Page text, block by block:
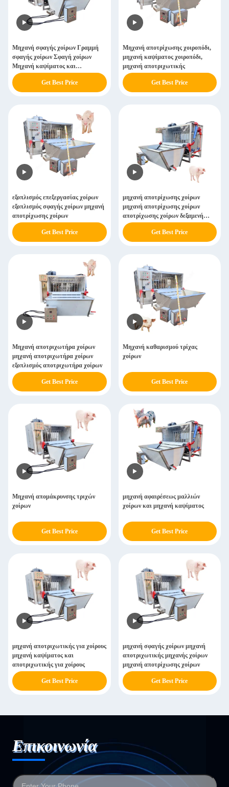
Μηχανή σφαγής χοίρων Γραμμή
σφαγής χοίρων Σφαγή χοίρων
Μηχανή καψίματος και
αποτριχωτικής
Get Best Price
Μηχανή αποτρίχωσης χοιροπόδι,
μηχανή καψίματος χοιροπόδι,
μηχανή αποτριχωτικής
Get Best Price
εξοπλισμός επεξεργασίας χοίρων
εξοπλισμός σφαγής χοίρων μηχανή
αποτρίχωσης χοίρων
Get Best Price
μηχανή αποτρίχωσης χοίρων
μηχανή αποτρίχωσης χοίρων
αποτρίχωσης χοίρων δεξαμενή
καψίματος χοίρων
Get Best Price
Μηχανή αποτριχωτήρα χοίρων
μηχανή αποτριχωτήρα χοίρων
εξοπλισμός αποτριχωτήρα χοίρων
Get Best Price
Μηχανή καθαρισμού τρίχας
χοίρων
Get Best Price
Μηχανή απομάκρυνσης τριχών
χοίρων
Get Best Price
μηχανή αφαιρέσεως μαλλιών
χοίρων και μηχανή καψίματος
Get Best Price
μηχανή αποτριχωτικής για χοίρους
μηχανή καψίματος και
αποτριχωτικής για χοίρους
Get Best Price
μηχανή σφαγής χοίρων μηχανή
αποτριχωτικής μηχανής χοίρων
μηχανή αποτρίχωσης χοίρων
Get Best Price
Επικοινωνία